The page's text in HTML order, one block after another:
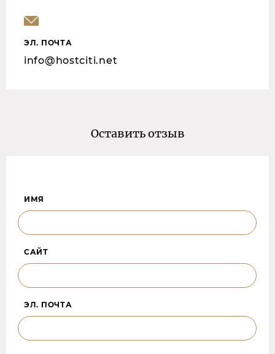
ЭЛ. ПОЧТА
info@hostciti.net
Оставить отзыв
ИМЯ
САЙТ
ЭЛ. ПОЧТА